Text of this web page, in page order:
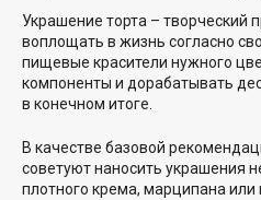
Украшение торта – творческий
воплощать в жизнь согласно
пищевые красители нужного
компоненты и дорабатывать
в конечном итоге.
В качестве базовой
советуют наносить украшения
плотного крема, марципана или